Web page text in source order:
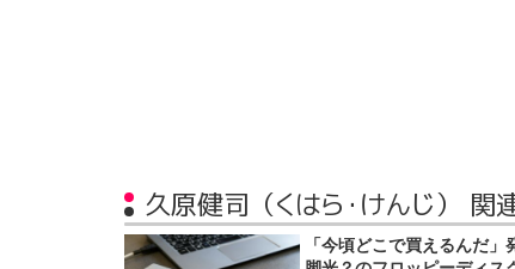
久原健司（くはら・けんじ） 関
「今頃どこで買えるんだ」